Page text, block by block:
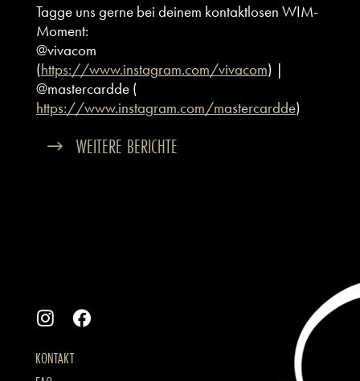
Tagge uns gerne bei deinem kontaktlosen WIM-
Moment:
@vivacom
(https://www.instagram.com/vivacom) |
@mastercardde (
https://www.instagram.com/mastercardde)
WEITERE BERICHTE
KONTAKT